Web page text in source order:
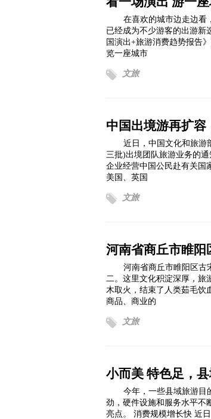
在喜欢的城市边走边看
已经成为不少游客的出游新
国演出+旅游消费趋势报告
览一座城市
文旅
中国出境游再扩容
近日，中国文化和旅游
三批)出境团队旅游业务的
企业经营中国公民赴有关国
美国、英国
文旅
河南省商丘市睢阳
河南省商丘市睢阳区古
二。这里文化积淀深厚，旅
木取火，结束了人类茹毛饮
商品、商业的
文旅
小而美 特色足，
今年，一些县域旅游目
劲，硬件设施和服务水平不
亮点。 消费规模增长快 近